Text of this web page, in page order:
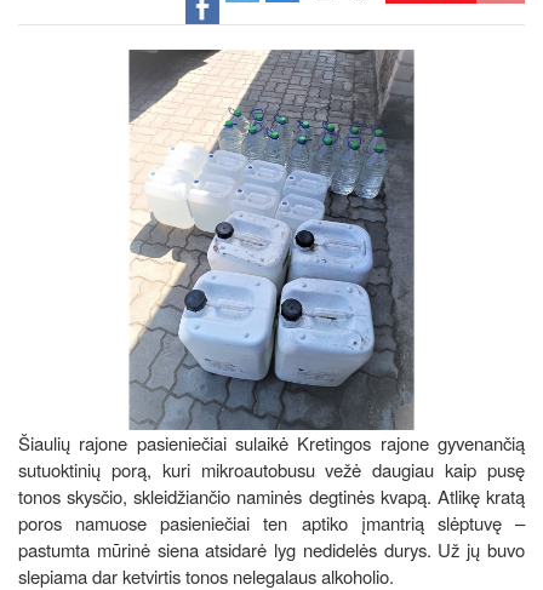
Šiaulių rajone pasieniečiai sulaikė Kretingos rajone gyvenančią
sutuoktinių porą, kuri mikroautobusu vežė daugiau kaip pusę
tonos skysčio, skleidžiančio naminės degtinės kvapą. Atlikę kratą
poros namuose pasieniečiai ten aptiko įmantrią slėptuvę –
pastumta mūrinė siena atsidarė lyg nedidelės durys. Už jų buvo
slepiama dar ketvirtis tonos nelegalaus alkoholio.